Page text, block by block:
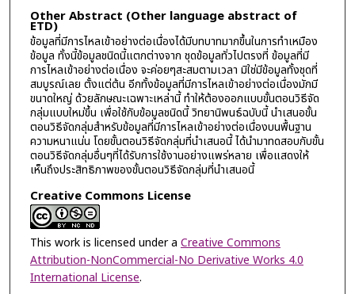
Other Abstract (Other language abstract of
ETD)
ข้อมูลที่มีการไหลเข้าอย่างต่อเนื่องได้มีบทบาทมากขึ้นในการทำเหมือง
ข้อมูล ทั้งนี้ข้อมูลชนิดนี้แตกต่างจาก ชุดข้อมูลทั่วไปตรงที่ ข้อมูลที่มี
การไหลเข้าอย่างต่อเนื่อง จะค่อยๆสะสมตามเวลา มิใช่มีข้อมูลทั้งชุดที่
สมบูรณ์เลย ตั้งแต่ต้น อีกทั้งข้อมูลที่มีการไหลเข้าอย่างต่อเนื่องมักมี
ขนาดใหญ่ ด้วยลักษณะเฉพาะเหล่านี้ ทำให้ต้องออกแบบขั้นตอนวิธีจัด
กลุ่มแบบใหม่ขึ้น เพื่อใช้กับข้อมูลชนิดนี้ วิทยานิพนธ์ฉบับนี้ นำเสนอขั้น
ตอนวิธีจัดกลุ่มสำหรับข้อมูลที่มีการไหลเข้าอย่างต่อเนื่องบนพื้นฐาน
ความหนาแน่น โดยขั้นตอนวิธีจัดกลุ่มที่นำเสนอนี้ ได้นำมาทดสอบกับขั้น
ตอนวิธีจัดกลุ่มอื่นๆที่ได้รับการใช้งานอย่างแพร่หลาย เพื่อแสดงให้
เห็นถึงประสิทธิภาพของขั้นตอนวิธีจัดกลุ่มที่นำเสนอนี้
Creative Commons License
This work is licensed under a Creative Commons
Attribution-NonCommercial-No Derivative Works 4.0
International License.